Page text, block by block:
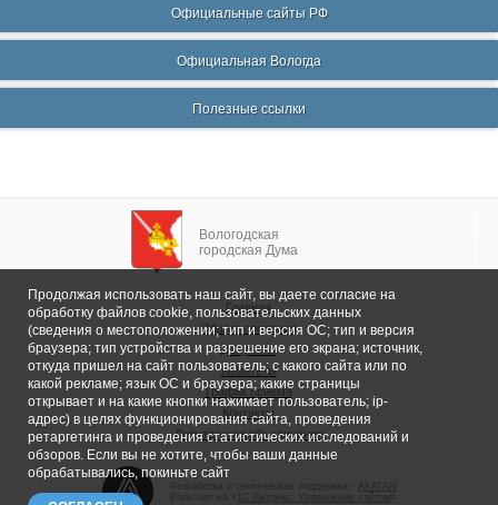
Официальные сайты РФ
Официальная Вологда
Полезные ссылки
Вологодская
городская Дума
Главная
Общие сведения
Депутаты
Комитеты
График приема
Контакты
Депутатские объединения
1С-Битрикс: Управление сайтом
Продолжая использовать наш сайт, вы даете согласие на
обработку файлов cookie, пользовательских данных
(сведения о местоположении; тип и версия ОС; тип и версия
браузера; тип устройства и разрешение его экрана; источник,
откуда пришел на сайт пользователь; с какого сайта или по
какой рекламе; язык ОС и браузера; какие страницы
открывает и на какие кнопки нажимает пользователь; ip-
адрес) в целях функционирования сайта, проведения
ретаргетинга и проведения статистических исследований и
обзоров. Если вы не хотите, чтобы ваши данные
обрабатывались, покиньте сайт